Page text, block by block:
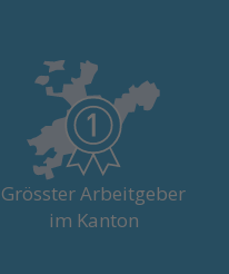
Grösster Arbeitgeber
im Kanton
Über 4'500 Menschen aus den
verschiedensten Berufen
geben ihr Bestes für unsere
Patienten.